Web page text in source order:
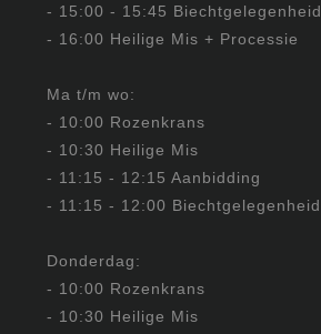
- 15:00 - 15:45 Biechtgelegenheid
- 16:00 Heilige Mis + Processie
Ma t/m wo:
- 10:00 Rozenkrans
- 10:30 Heilige Mis
- 11:15 - 12:15 Aanbidding
- 11:15 - 12:00 Biechtgelegenheid
Donderdag:
- 10:00 Rozenkrans
- 10:30 Heilige Mis